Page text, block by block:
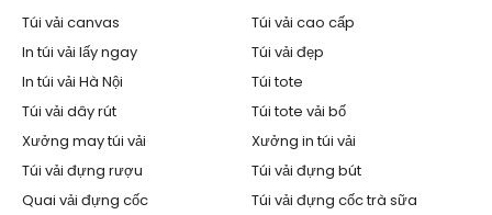
Túi vải canvas
Túi vải cao cấp
In túi vải lấy ngay
Túi vải đẹp
In túi vải Hà Nội
Túi tote
Túi vải dây rút
Túi tote vải bố
Xưởng may túi vải
Xưởng in túi vải
Túi vải đựng rượu
Túi vải đựng bút
Quai vải đựng cốc
Túi vải đựng cốc trà sữa